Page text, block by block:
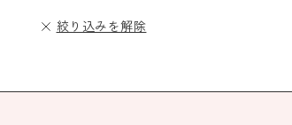
絞り込みを解除